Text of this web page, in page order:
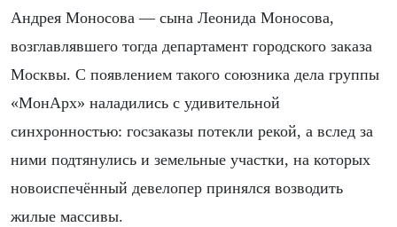
Андрея Моносова — сына Леонида Моносова,
возглавлявшего тогда департамент городского заказа
Москвы. С появлением такого союзника дела группы
«МонАрх» наладились с удивительной
синхронностью: госзаказы потекли рекой, а вслед за
ними подтянулись и земельные участки, на которых
новоиспечённый девелопер принялся возводить
жилые массивы.